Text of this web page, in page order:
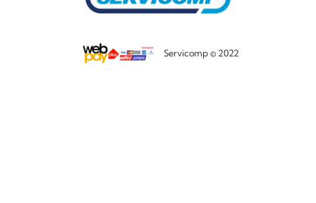
Servicomp © 2022